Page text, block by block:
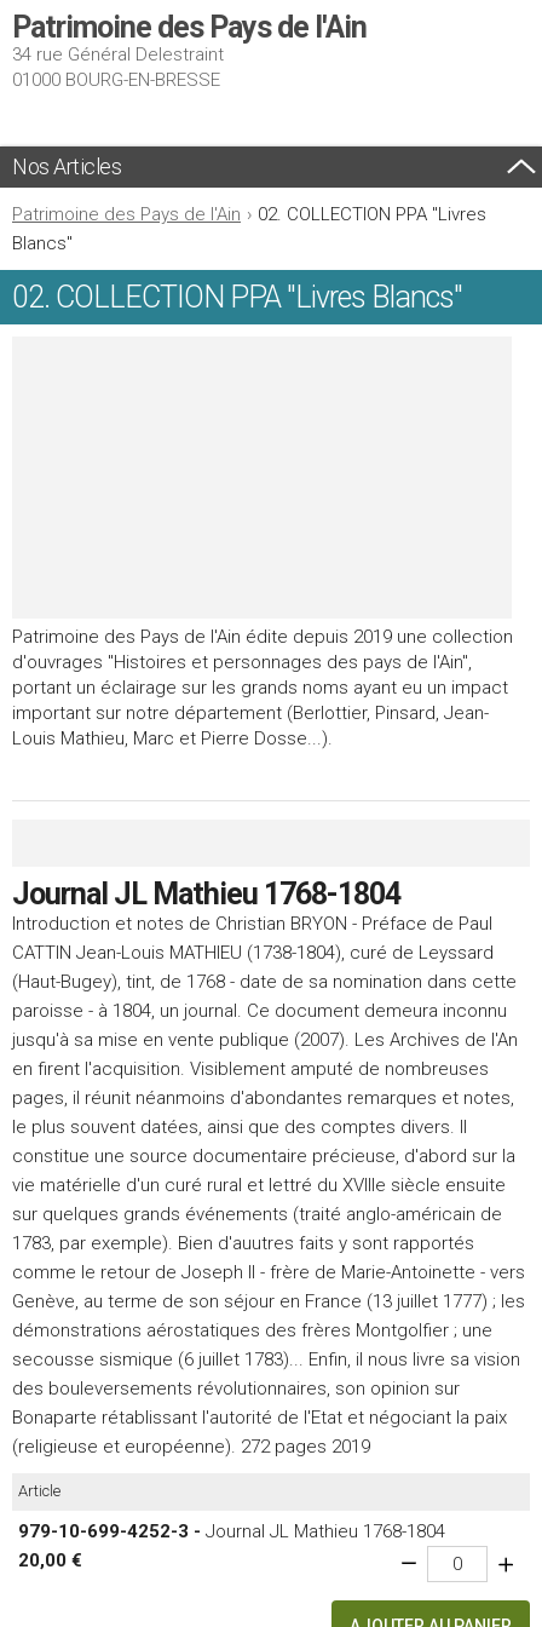
Patrimoine des Pays de l'Ain
34 rue Général Delestraint
01000 BOURG-EN-BRESSE
Nos Articles
Patrimoine des Pays de l'Ain › 02. COLLECTION PPA "Livres
Blancs"
02. COLLECTION PPA "Livres Blancs"
Patrimoine des Pays de l'Ain édite depuis 2019 une collection
d'ouvrages "Histoires et personnages des pays de l'Ain",
portant un éclairage sur les grands noms ayant eu un impact
important sur notre département (Berlottier, Pinsard, Jean-
Louis Mathieu, Marc et Pierre Dosse...).
Journal JL Mathieu 1768-1804
Introduction et notes de Christian BRYON - Préface de Paul
CATTIN Jean-Louis MATHIEU (1738-1804), curé de Leyssard
(Haut-Bugey), tint, de 1768 - date de sa nomination dans cette
paroisse - à 1804, un journal. Ce document demeura inconnu
jusqu'à sa mise en vente publique (2007). Les Archives de l'An
en firent l'acquisition. Visiblement amputé de nombreuses
pages, il réunit néanmoins d'abondantes remarques et notes,
le plus souvent datées, ainsi que des comptes divers. Il
constitue une source documentaire précieuse, d'abord sur la
vie matérielle d'un curé rural et lettré du XVIIIe siècle ensuite
sur quelques grands événements (traité anglo-américain de
1783, par exemple). Bien d'auutres faits y sont rapportés
comme le retour de Joseph II - frère de Marie-Antoinette - vers
Genève, au terme de son séjour en France (13 juillet 1777) ; les
démonstrations aérostatiques des frères Montgolfier ; une
secousse sismique (6 juillet 1783)... Enfin, il nous livre sa vision
des bouleversements révolutionnaires, son opinion sur
Bonaparte rétablissant l'autorité de l'Etat et négociant la paix
(religieuse et européenne). 272 pages 2019
Article
979-10-699-4252-3 - Journal JL Mathieu 1768-1804
20,00 €